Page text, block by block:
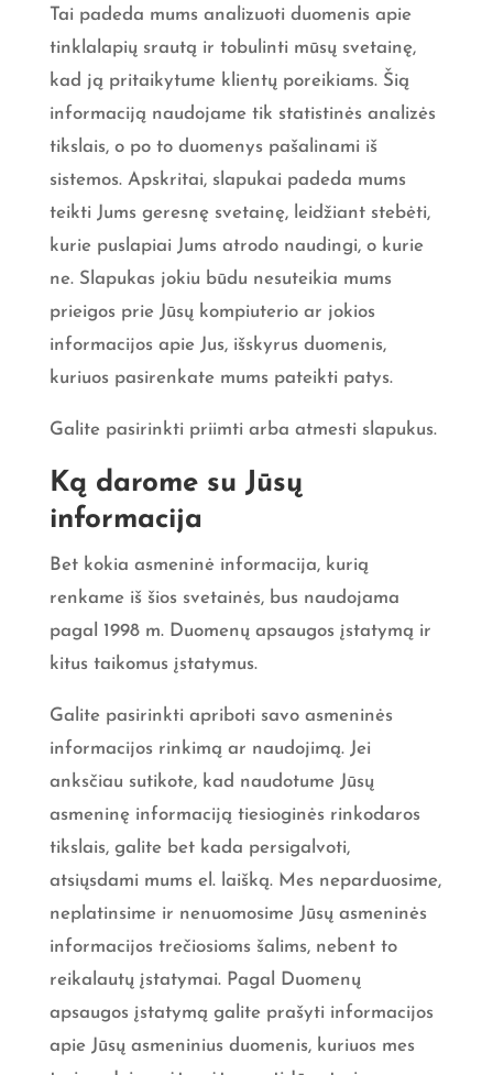
Tai padeda mums analizuoti duomenis apie
tinklalapių srautą ir tobulinti mūsų svetainę,
kad ją pritaikytume klientų poreikiams. Šią
informaciją naudojame tik statistinės analizės
tikslais, o po to duomenys pašalinami iš
sistemos. Apskritai, slapukai padeda mums
teikti Jums geresnę svetainę, leidžiant stebėti,
kurie puslapiai Jums atrodo naudingi, o kurie
ne. Slapukas jokiu būdu nesuteikia mums
prieigos prie Jūsų kompiuterio ar jokios
informacijos apie Jus, išskyrus duomenis,
kuriuos pasirenkate mums pateikti patys.
Galite pasirinkti priimti arba atmesti slapukus.
Ką darome su Jūsų
informacija
Bet kokia asmeninė informacija, kurią
renkame iš šios svetainės, bus naudojama
pagal 1998 m. Duomenų apsaugos įstatymą ir
kitus taikomus įstatymus.
Galite pasirinkti apriboti savo asmeninės
informacijos rinkimą ar naudojimą. Jei
anksčiau sutikote, kad naudotume Jūsų
asmeninę informaciją tiesioginės rinkodaros
tikslais, galite bet kada persigalvoti,
atsiųsdami mums el. laišką. Mes neparduosime,
neplatinsime ir nenuomosime Jūsų asmeninės
informacijos trečiosioms šalims, nebent to
reikalautų įstatymai. Pagal Duomenų
apsaugos įstatymą galite prašyti informacijos
apie Jūsų asmeninius duomenis, kuriuos mes